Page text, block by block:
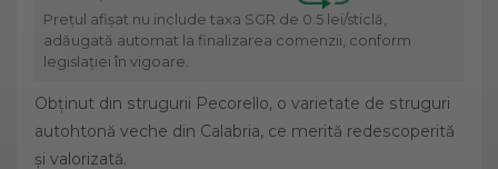
Prețul afișat nu include taxa SGR de 0.5 lei/sticlă,
adăugată automat la finalizarea comenzii, conform
legislației în vigoare.
Obținut din strugurii Pecorello, o varietate de struguri
autohtonă veche din Calabria, ce merită redescoperită
și valorizată.